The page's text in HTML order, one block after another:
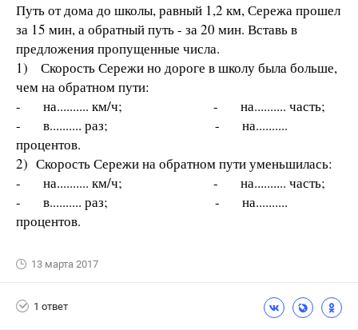
Путь от дома до школы, равный 1,2 км, Сережа прошел
за 15 мин, а обратный путь - за 20 мин. Вставь в
предложения пропущенные числа.
1) Скорость Сережи но дороге в школу была больше,
чем на обратном пути:
- на.......... км/ч; - на.......... часть;
- в.......... раз; - на..........
процентов.
2) Скорость Сережи на обратном пути уменьшилась:
- на.......... км/ч; - на.......... часть;
- в.......... раз; - на..........
процентов.
13 марта 2017
1 ответ